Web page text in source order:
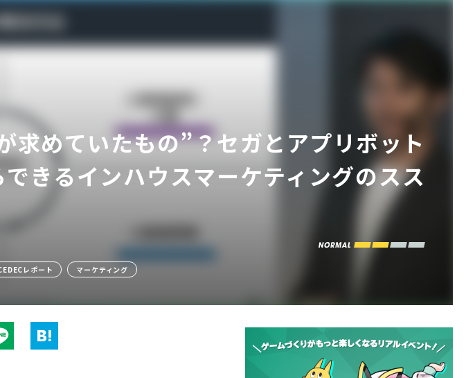
求めていたもの”？セガとアプリボット
きるインハウスマーケティングのスス
レポート マーケティング